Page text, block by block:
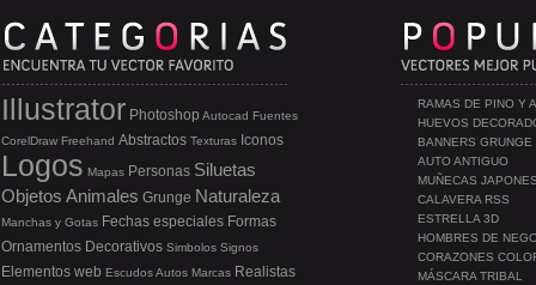
RAMAS DE PINO Y
HUEVOS
BANNERS GRUNGE
AUTO ANTIGUO
MUÑECAS
CALAVERA RSS
ESTRELLA 3D
HOMBRES DE
CORAZONES
MÁSCARA TRIBAL
Illustrator Photoshop Autocad Fuentes
CorelDraw Freehand Abstractos Texturas Iconos
Logos Mapas Personas Siluetas
Objetos Animales Grunge Naturaleza
Manchas y Gotas Fechas especiales Formas
Ornamentos Decorativos Simbolos Signos
Elementos web EscudosAutos Marcas Realistas